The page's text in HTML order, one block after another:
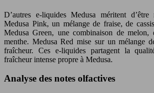
D’autres e-liquides Medusa méritent d’être
Medusa Pink, un mélange de fraise, de
Medusa Green, une combinaison de melon,
menthe. Medusa Red mise sur un mélange
fraîcheur. Ces e-liquides partagent la
fraîcheur intense propre à Medusa.
Analyse des notes olfactives